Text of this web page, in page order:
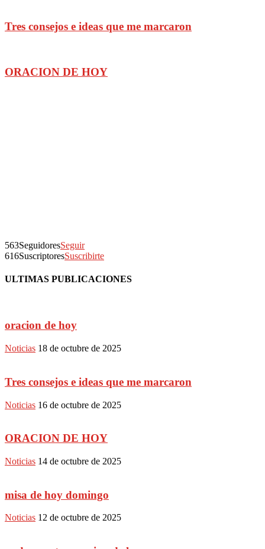
Tres consejos e ideas que me marcaron
ORACION DE HOY
563SeguidoresSeguir
616SuscriptoresSuscribirte
ULTIMAS PUBLICACIONES
oracion de hoy
Noticias 18 de octubre de 2025
Tres consejos e ideas que me marcaron
Noticias 16 de octubre de 2025
ORACION DE HOY
Noticias 14 de octubre de 2025
misa de hoy domingo
Noticias 12 de octubre de 2025